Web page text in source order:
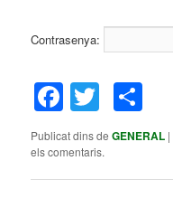
Contrasenya:
Facebook
Twitter
Publicat dins de GENERAL |
els comentaris.